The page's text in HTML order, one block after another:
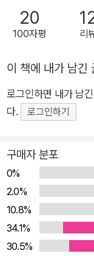
다” 는 그랜트 우드
짜기, 설거지하기, 개
종 기막힌 아이디어
우드는 아주 유명해졌
들은 저마다 다른 의견
양하는 그림이라고 하
게 생각하든, 한 가지
우드가 이룬 최고의 업
은 그림들은 시골
습니다. 그랜트 우드는 그의 작품을 통해 당시의 빠르게 변화하는
시골 사람들의 고독
성을 강조했고, 그런
다. 따분해 보이는 일상을 애정 어린 시선으로 바라보고 스스로를
믿도록 북돋우는 지혜롭고 다정
해 멀리 여행을 떠났
냈듯, 우리도 지금 꿈
니다. 이 책의 주인공
이미 가졌는지 모르는 체로요. 꿈을 이루기
다 더 나은 모습을 갖
적인 것들을 채우려
20
100자평 리
이 책에 내가 남긴
로그인하면 내가 남
다.
로그인하기
구매자 분포
0%
2.0%
10.8%
34.1%
30.5%